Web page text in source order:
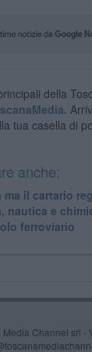
della
tua casella di
anche:
il cartario
nautica e
ferroviario
Media Channel srl -